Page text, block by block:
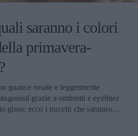
saranno i colori
primavera-
guance rosate e leggermente
grazie a ombretti e eyeliner
gloss: ecco i trucchi che saranno